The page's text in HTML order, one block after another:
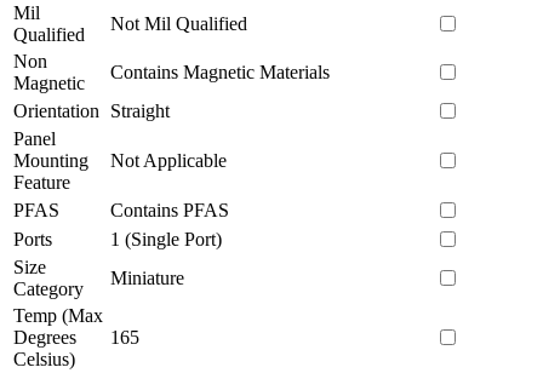
Mil
Qualified
Not Mil Qualified
Non
Magnetic
Contains Magnetic Materials
Orientation
Straight
Panel
Mounting
Feature
Not Applicable
PFAS
Contains PFAS
Ports
1 (Single Port)
Size
Category
Miniature
Temp (Max
Degrees
Celsius)
165